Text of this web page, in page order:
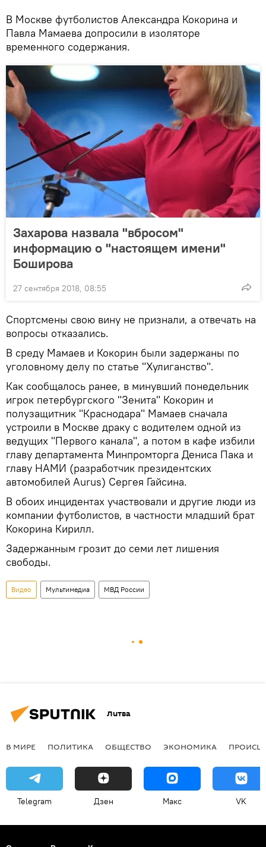
В Москве футболистов Александра Кокорина и
Павла Мамаева допросили в изоляторе
временного содержания.
Захарова назвала "вбросом"
информацию о "настоящем имени"
Боширова
27 сентября 2018, 08:55
Спортсмены свою вину не признали, а отвечать на
вопросы отказались.
В среду Мамаев и Кокорин были задержаны по
уголовному делу по статье "Хулиганство".
Как сообщалось ранее, в минувший понедельник
игрок петербургского "Зенита" Кокорин и
полузащитник "Краснодара" Мамаев сначала
устроили в Москве драку с водителем одной из
ведущих "Первого канала", а потом в кафе избили
главу департамента Минпромторга Дениса Пака и
главу НАМИ (разработчик президентских
автомобилей Aurus) Сергея Гайсина.
В обоих инцидентах участвовали и другие люди из
компании футболистов, в частности младший брат
Кокорина Кирилл.
Задержанным грозит до семи лет лишения
свободы.
Видео Мультимедиа МВД России
Литва
В МИРЕ ПОЛИТИКА ОБЩЕСТВО ЭКОНОМИКА
Telegram Дзен Макс VK